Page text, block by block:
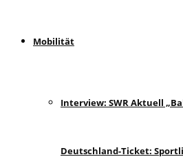
Mobilität
Interview: SWR Aktuell
Deutschland-Ticket: